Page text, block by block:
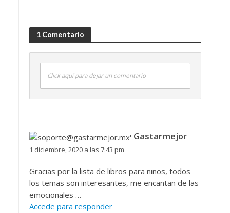
1 Comentario
Click aquí para dejar un comentario
Gastarmejor
1 diciembre, 2020 a las 7:43 pm
Gracias por la lista de libros para niños, todos
los temas son interesantes, me encantan de las
emocionales …
Accede para responder